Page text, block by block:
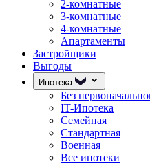
2-комнатные
3-комнатные
4-комнатные
Апартаменты
Застройщики
Выгоды
Ипотека
Без
IT-Ипотека
Семейная
Стандартная
Военная
Все ипотеки